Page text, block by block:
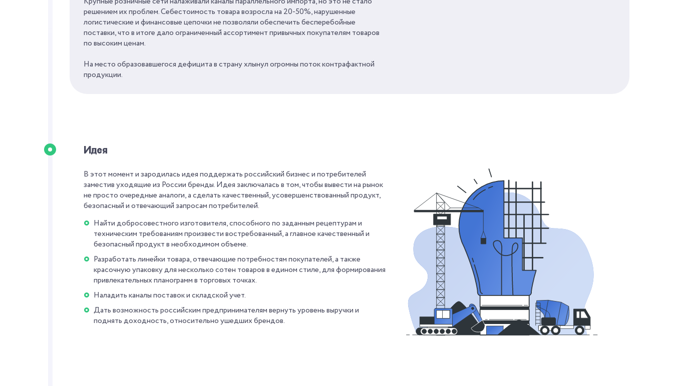
решением их проблем. Себестоимость товара возросла на 20-50%, нарушенные
логистические и финансовые цепочки не позволяли обеспечить бесперебойные
поставки, что в итоге дало ограниченный ассортимент привычных покупателям товаров
по высоким ценам.
На место образовавшегося дефицита в страну хлынул огромны поток контрафактной
продукции.
Идея
В этот момент и зародилась идея поддержать российский бизнес и потребителей
заместив уходящие из России бренды. Идея заключалась в том, чтобы вывести на рынок
не просто очередные аналоги, а сделать качественный, усовершенствованный продукт,
безопасный и отвечающий запросам потребителей.
Найти добросовестного изготовителя, способного по заданным рецептурам и
техническим требованиям произвести востребованный, а главное качественный и
безопасный продукт в необходимом объеме.
Разработать линейки товара, отвечающие потребностям покупателей, а также
красочную упаковку для несколько сотен товаров в едином стиле, для формирования
привлекательных планограмм в торговых точках.
Наладить каналы поставок и складской учет.
Дать возможность российским предпринимателям вернуть уровень выручки и
поднять доходность, относительно ушедших брендов.